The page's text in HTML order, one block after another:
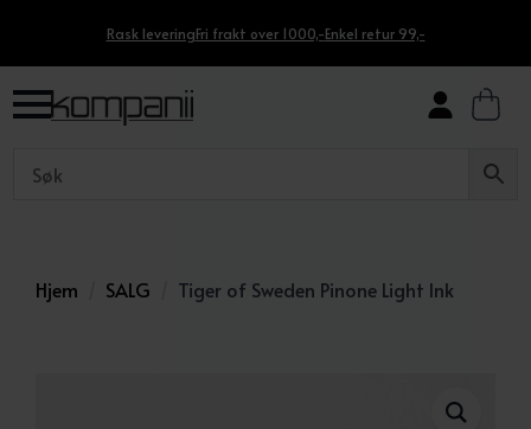
Rask leveringFri frakt over 1000,-Enkel retur 99,-
Hjem SALG Tiger of Sweden Pinone Light Ink